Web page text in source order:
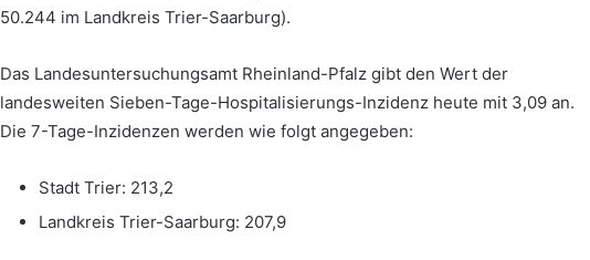
50.244 im Landkreis Trier-Saarburg).
Das Landesuntersuchungsamt Rheinland-Pfalz gibt den Wert der
landesweiten Sieben-Tage-Hospitalisierungs-Inzidenz heute mit 3,09 an.
Die 7-Tage-Inzidenzen werden wie folgt angegeben:
Stadt Trier: 213,2
Landkreis Trier-Saarburg: 207,9